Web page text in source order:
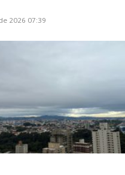
2026 07:39